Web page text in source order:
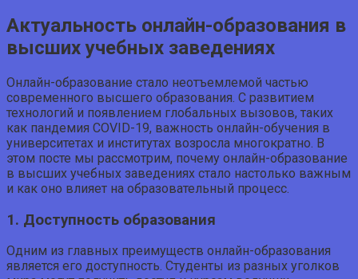
Актуальность онлайн-образования в
высших учебных заведениях
Онлайн-образование стало неотъемлемой частью
современного высшего образования. С развитием
технологий и появлением глобальных вызовов, таких
как пандемия COVID-19, важность онлайн-обучения в
университетах и институтах возросла многократно. В
этом посте мы рассмотрим, почему онлайн-образование
в высших учебных заведениях стало настолько важным
и как оно влияет на образовательный процесс.
1. Доступность образования
Одним из главных преимуществ онлайн-образования
является его доступность. Студенты из разных уголков